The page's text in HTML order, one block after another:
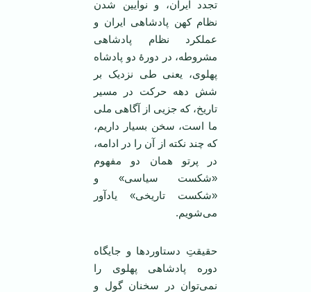
تجدد ایران، و نوآیین شدن
نظام کهن پادشاهی ایران و
عملکرد نظام پادشاهی
مشروطه، در دورۀ دو پادشاه
پهلوی، یعنی طی نزدیک بر
شش دهه حرکت در مسیر
تاریخ، که جزیی از آگاهی ملی
ما است، سخن بسیار داریم،
که چند نکته از آن را در ادامه،
در پرتو همان دو مفهوم
«شکست سیاسی» و
«شکست تاریخی» یادآور
می‌شویم.
حقیقتِ دستاوردها و جایگاه
دوره پادشاهی پهلوی را
نمی‌توان در سخنان گول و